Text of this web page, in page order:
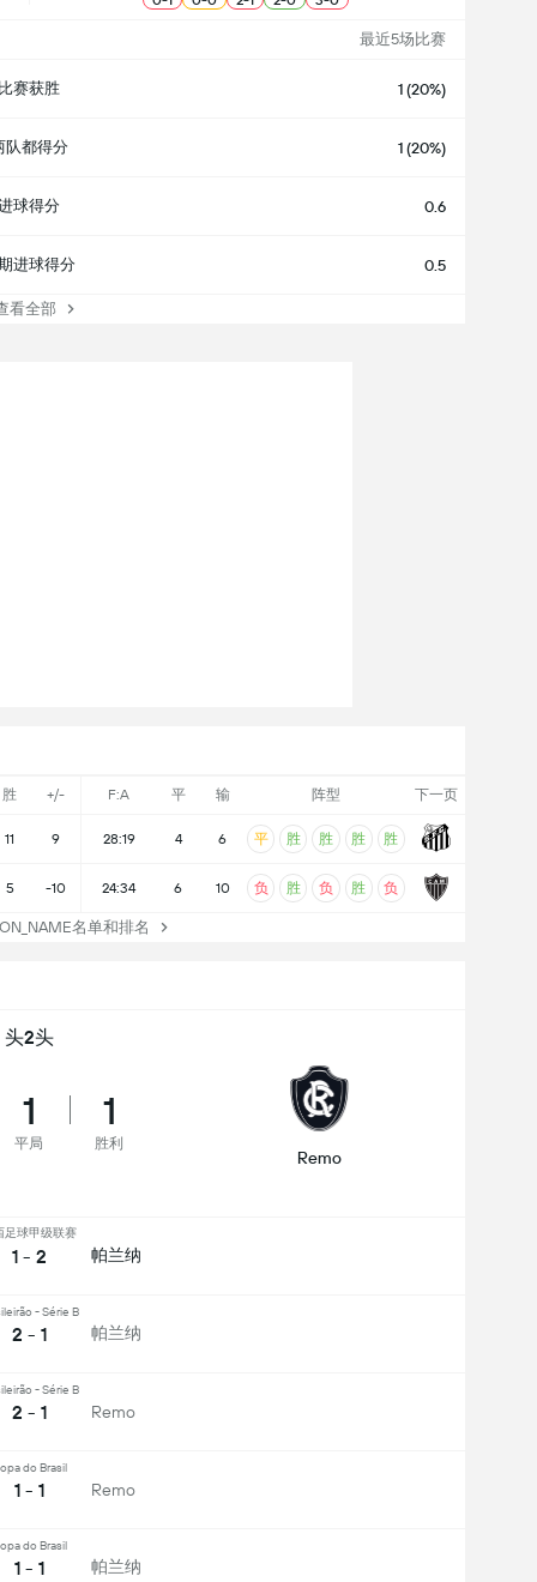
最近5场比赛
赛获胜 1 (20%)
队都得分 1 (20%)
球得分 0.6
进球得分 0.5
全部
胜 +/- F:A 平 输 阵型 下一页
11 9 28:19 4 6 平 胜 胜 胜 胜
5 -10 24:34 6 10 负 胜 负 胜 负
名单和排名
头2头
1
平局
1
胜利
Remo
足球甲级联赛
1 - 2 帕兰纳
- Série B
2 - 1 帕兰纳
- Série B
2 - 1 Remo
do Brasil
1 - 1 Remo
do Brasil
1 - 1 帕兰纳